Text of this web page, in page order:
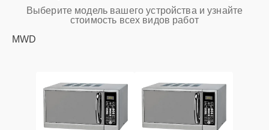
Выберите модель вашего устройства и узнайте
стоимость всех видов работ
MWD